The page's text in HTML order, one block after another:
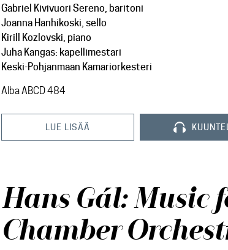
Gabriel Kivivuori Sereno, baritoni
Joanna Hanhikoski, sello
Kirill Kozlovski, piano
Juha Kangas: kapellimestari
Keski-Pohjanmaan Kamariorkesteri
Alba ABCD 484
LUE LISÄÄ
Hans Gál: Music
Chamber